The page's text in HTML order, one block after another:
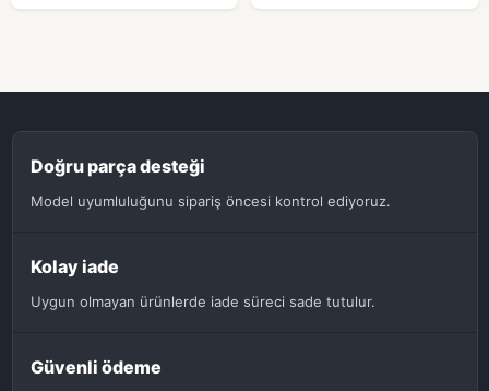
Doğru parça desteği
Model uyumluluğunu sipariş öncesi kontrol ediyoruz.
Kolay iade
Uygun olmayan ürünlerde iade süreci sade tutulur.
Güvenli ödeme